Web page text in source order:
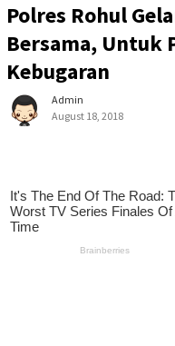
Polres Rohul
Bersama, Untuk
Kebugaran
Admin
August 18, 2018